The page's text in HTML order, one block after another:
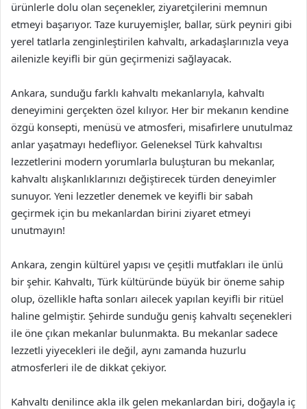
ürünlerle dolu olan seçenekler, ziyaretçilerini memnun
etmeyi başarıyor. Taze kuruyemişler, ballar, sürk peyniri gibi
yerel tatlarla zenginleştirilen kahvaltı, arkadaşlarınızla veya
ailenizle keyifli bir gün geçirmenizi sağlayacak.
Ankara, sunduğu farklı kahvaltı mekanlarıyla, kahvaltı
deneyimini gerçekten özel kılıyor. Her bir mekanın kendine
özgü konsepti, menüsü ve atmosferi, misafirlere unutulmaz
anlar yaşatmayı hedefliyor. Geleneksel Türk kahvaltısı
lezzetlerini modern yorumlarla buluşturan bu mekanlar,
kahvaltı alışkanlıklarınızı değiştirecek türden deneyimler
sunuyor. Yeni lezzetler denemek ve keyifli bir sabah
geçirmek için bu mekanlardan birini ziyaret etmeyi
unutmayın!
Ankara, zengin kültürel yapısı ve çeşitli mutfakları ile ünlü
bir şehir. Kahvaltı, Türk kültüründe büyük bir öneme sahip
olup, özellikle hafta sonları ailecek yapılan keyifli bir ritüel
haline gelmiştir. Şehirde sunduğu geniş kahvaltı seçenekleri
ile öne çıkan mekanlar bulunmakta. Bu mekanlar sadece
lezzetli yiyecekleri ile değil, aynı zamanda huzurlu
atmosferleri ile de dikkat çekiyor.
Kahvaltı denilince akla ilk gelen mekanlardan biri, doğayla iç